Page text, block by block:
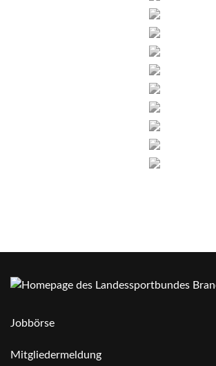
Jobbörse
Mitgliedermeldung